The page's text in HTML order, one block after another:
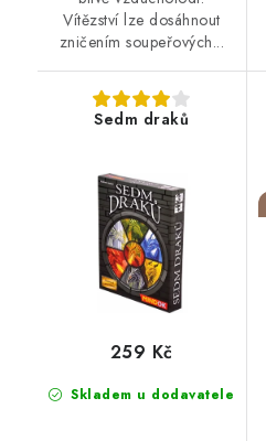
Vítězství lze dosáhnout
zničením soupeřových...
Sedm draků
Skladem u dodavatele
259 Kč